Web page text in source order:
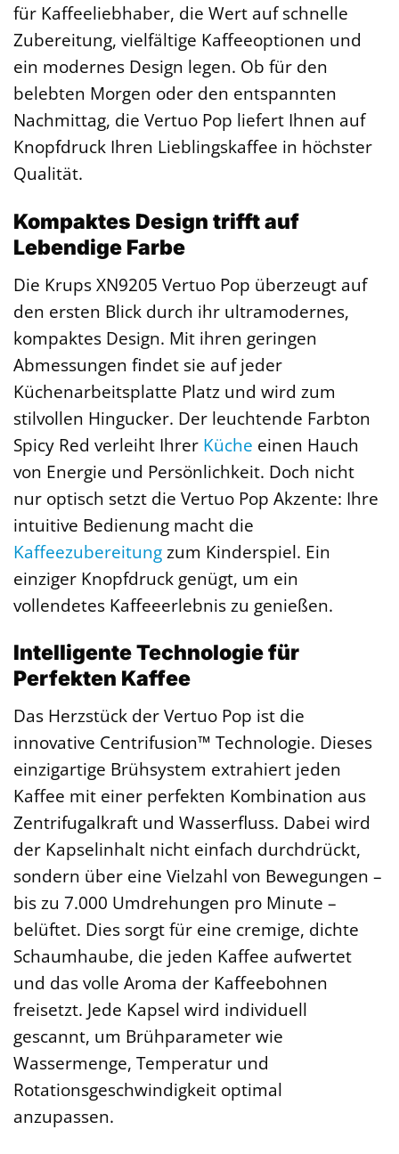
für Kaffeeliebhaber, die Wert auf schnelle
Zubereitung, vielfältige Kaffeeoptionen und
ein modernes Design legen. Ob für den
belebten Morgen oder den entspannten
Nachmittag, die Vertuo Pop liefert Ihnen auf
Knopfdruck Ihren Lieblingskaffee in höchster
Qualität.
Kompaktes Design trifft auf
Lebendige Farbe
Die Krups XN9205 Vertuo Pop überzeugt auf
den ersten Blick durch ihr ultramodernes,
kompaktes Design. Mit ihren geringen
Abmessungen findet sie auf jeder
Küchenarbeitsplatte Platz und wird zum
stilvollen Hingucker. Der leuchtende Farbton
Spicy Red verleiht Ihrer Küche einen Hauch
von Energie und Persönlichkeit. Doch nicht
nur optisch setzt die Vertuo Pop Akzente: Ihre
intuitive Bedienung macht die
Kaffeezubereitungzum Kinderspiel. Ein
einziger Knopfdruck genügt, um ein
vollendetes Kaffeeerlebnis zu genießen.
Intelligente Technologie für
Perfekten Kaffee
Das Herzstück der Vertuo Pop ist die
innovative Centrifusion™ Technologie. Dieses
einzigartige Brühsystem extrahiert jeden
Kaffee mit einer perfekten Kombination aus
Zentrifugalkraft und Wasserfluss. Dabei wird
der Kapselinhalt nicht einfach durchdrückt,
sondern über eine Vielzahl von Bewegungen –
bis zu 7.000 Umdrehungen pro Minute –
belüftet. Dies sorgt für eine cremige, dichte
Schaumhaube, die jeden Kaffee aufwertet
und das volle Aroma der Kaffeebohnen
freisetzt. Jede Kapsel wird individuell
gescannt, um Brühparameter wie
Wassermenge, Temperatur und
Rotationsgeschwindigkeit optimal
anzupassen.